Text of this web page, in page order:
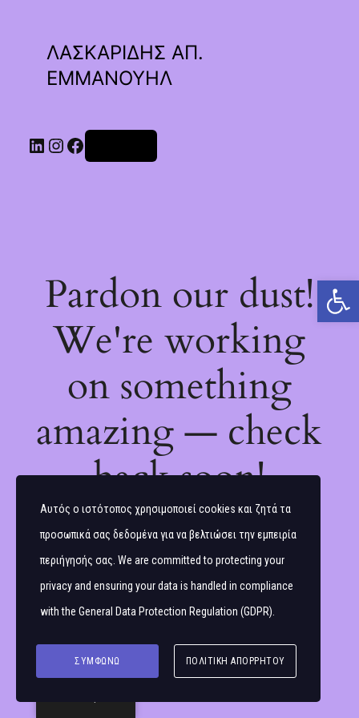
Ανοίξτε τη γραμμή εργαλείων
ΛΑΣΚΑΡΙΔΗΣ ΑΠ.
ΕΜΜΑΝΟΥΗΛ
Linkedin
Instagram
Facebook
Pardon our dust!
We're working
on something
amazing — check
back soon!
Αυτός ο ιστότοπος χρησιμοποιεί cookies και ζητά τα
προσωπικά σας δεδομένα για να βελτιώσει την εμπειρία
περιήγησής σας. We are committed to protecting your
privacy and ensuring your data is handled in compliance
with the General Data Protection Regulation (GDPR)
ΣΥΜΦΩΝΏ ΠΟΛΙΤΙΚΉ ΑΠΟΡΡΉΤΟΥ